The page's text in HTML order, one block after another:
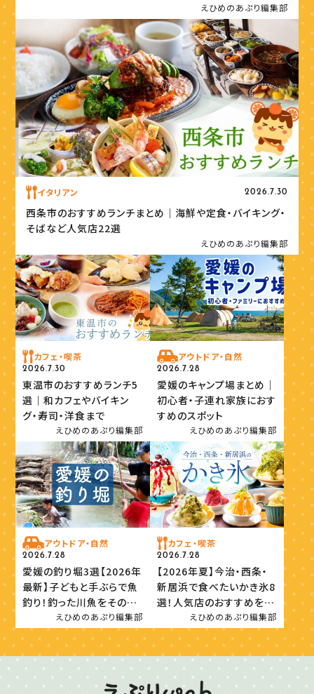
えひめのあぷり編集部
イタリアン 2026.7.30
西条市のおすすめランチまとめ｜海鮮や定食・バイキング・
そばなど人気店22選
えひめのあぷり編集部
カフェ・喫茶
2026.7.30
東温市のおすすめランチ5
選｜和カフェやバイキン
グ・寿司・洋食まで
えひめのあぷり編集部
アウトドア・自然
2026.7.28
愛媛のキャンプ場まとめ｜
初心者・子連れ家族におす
すめのスポット
えひめのあぷり編集部
アウトドア・自然
2026.7.28
愛媛の釣り堀3選【2026年
最新】子どもと手ぶらで魚
釣り！釣った川魚をその場
で味わおうえひめのあぷり編集部
カフェ・喫茶
2026.7.28
【2026年夏】今治・西条・
新居浜で食べたいかき氷8
選！人気店のおすすめを紹
えひめのあぷり編集部